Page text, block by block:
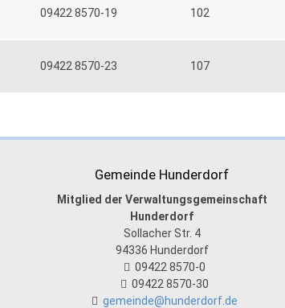
09422 8570-19
102
09422 8570-23
107
Gemeinde Hunderdorf
Mitglied der Verwaltungsgemeinschaft
Hunderdorf
Sollacher Str. 4
94336 Hunderdorf
09422 8570-0
09422 8570-30
gemeinde@hunderdorf.de